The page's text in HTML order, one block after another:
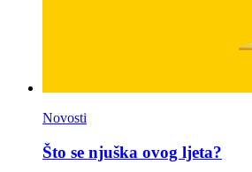
Novosti
Što se njuška ovog ljeta?